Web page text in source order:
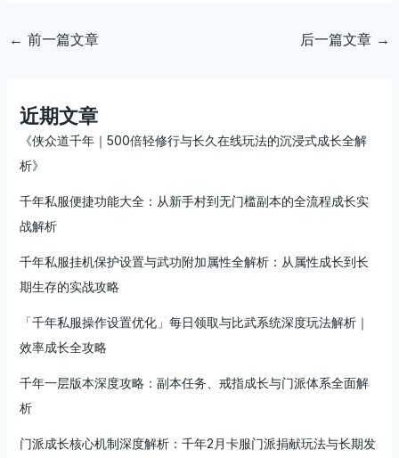
← 前一篇文章 后一篇文章 →
近期文章
《侠众道千年｜500倍轻修行与长久在线玩法的沉浸式成长全解
析》
千年私服便捷功能大全：从新手村到无门槛副本的全流程成长实
战解析
千年私服挂机保护设置与武功附加属性全解析：从属性成长到长
期生存的实战攻略
「千年私服操作设置优化」每日领取与比武系统深度玩法解析｜
效率成长全攻略
千年一层版本深度攻略：副本任务、戒指成长与门派体系全面解
析
门派成长核心机制深度解析：千年2月卡服门派捐献玩法与长期发